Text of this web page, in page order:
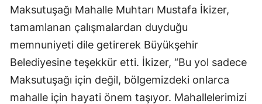
Maksutuşağı Mahalle Muhtarı Mustafa İkizer,
tamamlanan çalışmalardan duyduğu
memnuniyeti dile getirerek Büyükşehir
Belediyesine teşekkür etti. İkizer, “Bu yol sadece
Maksutuşağı için değil, bölgemizdeki onlarca
mahalle için hayati önem taşıyor. Mahallelerimizi